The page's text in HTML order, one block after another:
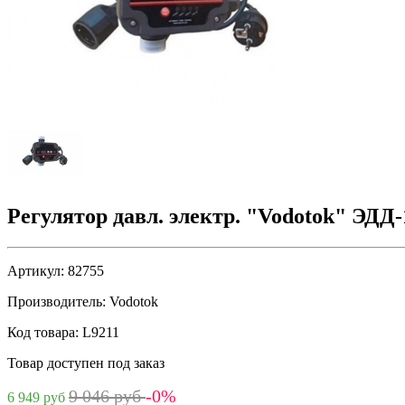
Регулятор давл. электр. "Vodotok" ЭДД-
Артикул: 82755
Производитель: Vodotok
Код товара: L9211
Товар доступен под заказ
6 949 руб 9 046 руб-0%